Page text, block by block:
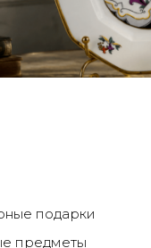
подарки
предметы